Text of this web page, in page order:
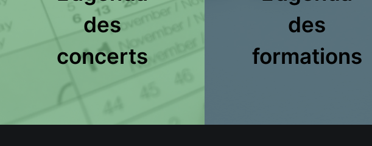
des
concerts
des
formations